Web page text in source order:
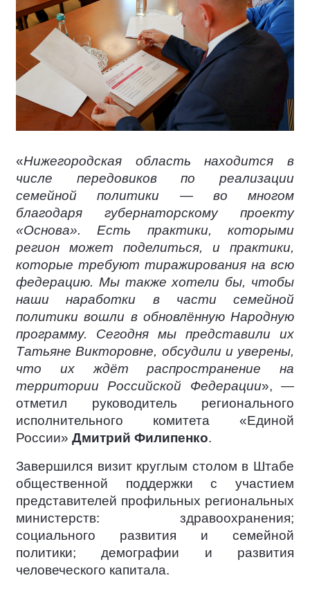
«Нижегородская область находится в
числе передовиков по реализации
семейной политики — во многом
благодаря губернаторскому проекту
«Основа». Есть практики, которыми
регион может поделиться, и практики,
которые требуют тиражирования на всю
федерацию. Мы также хотели бы, чтобы
наши наработки в части семейной
политики вошли в обновлённую Народную
программу. Сегодня мы представили их
Татьяне Викторовне, обсудили и уверены,
что их ждёт распространение на
территории Российской Федерации», —
отметил руководитель регионального
исполнительного комитета «Единой
России» Дмитрий Филипенко.
Завершился визит круглым столом в Штабе
общественной поддержки с участием
представителей профильных региональных
министерств: здравоохранения;
социального развития и семейной
политики; демографии и развития
человеческого капитала.